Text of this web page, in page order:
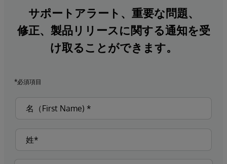
サポートアラート、重要な問題、
修正、製品リリースに関する通知を受
け取ることができます。
*必須項目